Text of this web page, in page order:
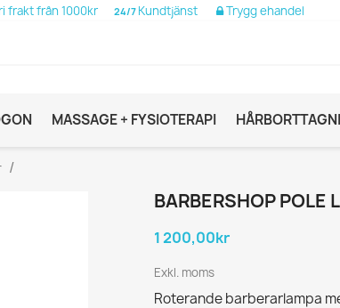
frakt från 1000kr 24/7 Kundtjänst Trygg ehandel
MASSAGE + FYSIOTERAPI
BARBERSHOP POLE
1 200,00kr
Exkl. moms
Roterande barberarlampa